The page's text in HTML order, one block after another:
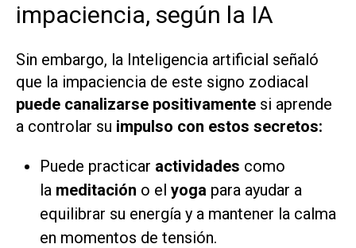
impaciencia, según la IA
Sin embargo, la Inteligencia artificial señaló
que la impaciencia de este signo zodiacal
puede canalizarse positivamente si aprende
a controlar su impulso con estos secretos:
Puede practicar actividades como
la meditación o el yoga para ayudar a
equilibrar su energía y a mantener la calma
en momentos de tensión.